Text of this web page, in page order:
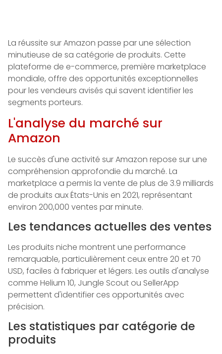
La réussite sur Amazon passe par une sélection
minutieuse de sa catégorie de produits. Cette
plateforme de e-commerce, première marketplace
mondiale, offre des opportunités exceptionnelles
pour les vendeurs avisés qui savent identifier les
segments porteurs.
L'analyse du marché sur
Amazon
Le succès d'une activité sur Amazon repose sur une
compréhension approfondie du marché. La
marketplace a permis la vente de plus de 3.9 milliards
de produits aux États-Unis en 2021, représentant
environ 200,000 ventes par minute.
Les tendances actuelles des ventes
Les produits niche montrent une performance
remarquable, particulièrement ceux entre 20 et 70
USD, faciles à fabriquer et légers. Les outils d'analyse
comme Helium 10, Jungle Scout ou SellerApp
permettent d'identifier ces opportunités avec
précision.
Les statistiques par catégorie de
produits